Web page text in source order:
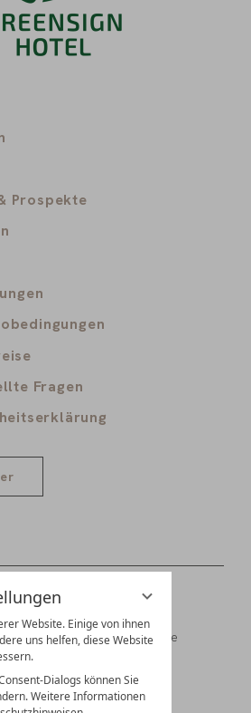
Website. Einige von ihnen
uns helfen, diese Website
Dialogs können Sie
Weitere Informationen
Prospekte
Fragen
JobsPartnerPresse
Schädler & Burkhart